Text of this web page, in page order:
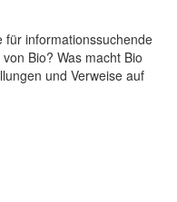
für informationssuchende
Bio? Was macht Bio
und Verweise auf